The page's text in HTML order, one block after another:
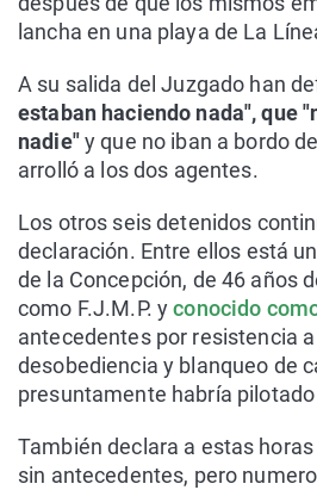
lancha en una playa de La
A su salida del Juzgado han
estaban haciendo nada", que
nadie"y que no iban a bordo
arrolló a los dos agentes.
Los otros seis detenidos
declaración. Entre ellos está
de la Concepción, de 46 años
como F.J.M.P. yconocido
antecedentes por resistencia
desobediencia y blanqueo de
presuntamente habría
También declara a estas
sin antecedentes, pero